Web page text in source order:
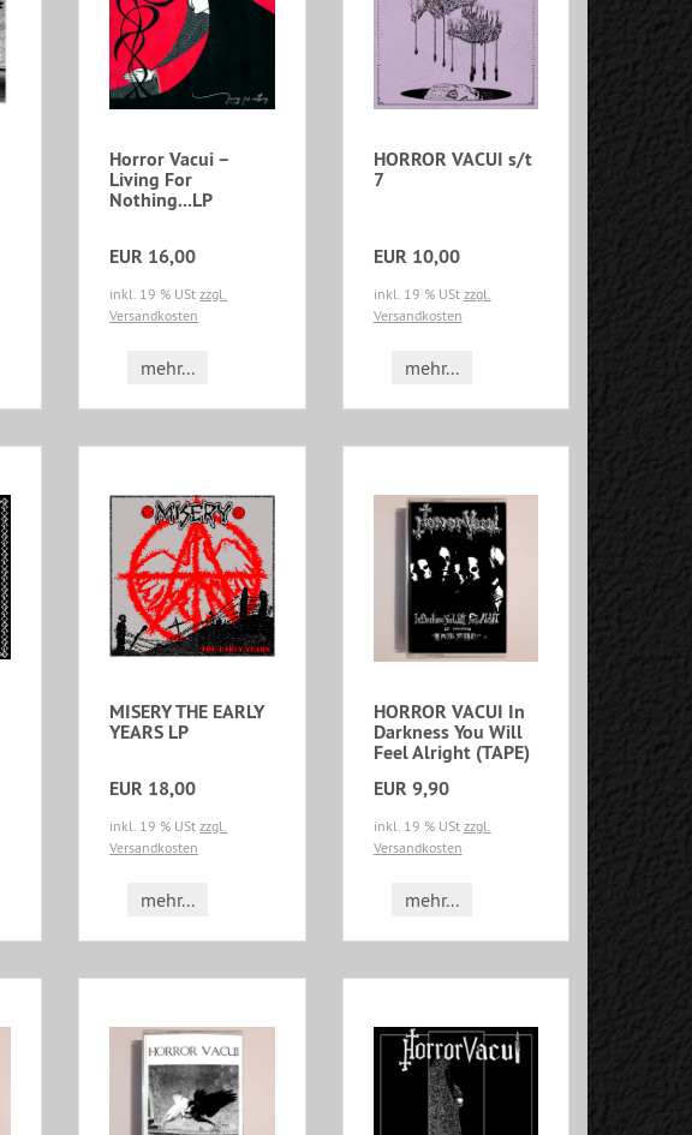
Horror Vacui ‎–
Living For
Nothing...LP
EUR 16,00
inkl. 19 % UStzzgl.
Versandkosten
mehr...
HORROR VACUI s/t
7
EUR 10,00
inkl. 19 % USt zzgl.
Versandkosten
mehr...
MISERY THE EARLY
YEARS LP
EUR 18,00
inkl. 19 % UStzzgl.
Versandkosten
mehr...
HORROR VACUI In
Darkness You Will
Feel Alright (TAPE)
EUR 9,90
inkl. 19 % USt zzgl.
Versandkosten
mehr...